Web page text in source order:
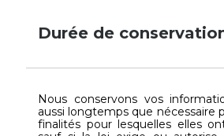
Durée de
Nous conservons vos
aussi longtemps que nécessaire
finalités pour lesquelles elles